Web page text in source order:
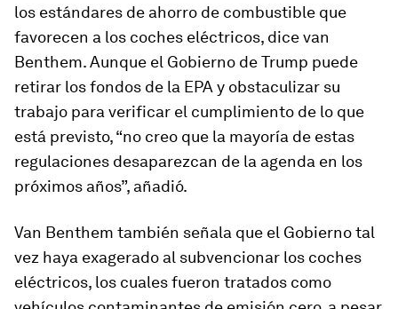
los estándares de ahorro de combustible que
favorecen a los coches eléctricos, dice van
Benthem. Aunque el Gobierno de Trump puede
retirar los fondos de la EPA y obstaculizar su
trabajo para verificar el cumplimiento de lo que
está previsto, “no creo que la mayoría de estas
regulaciones desaparezcan de la agenda en los
próximos años”, añadió.
Van Benthem también señala que el Gobierno tal
vez haya exagerado al subvencionar los coches
eléctricos, los cuales fueron tratados como